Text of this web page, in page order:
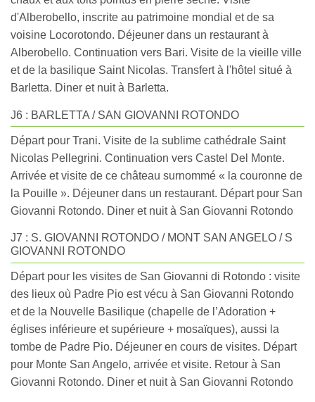
d'Alberobello, inscrite au patrimoine mondial et de sa
voisine Locorotondo. Déjeuner dans un restaurant à
Alberobello. Continuation vers Bari. Visite de la vieille ville
et de la basilique Saint Nicolas. Transfert à l'hôtel situé à
Barletta. Diner et nuit à Barletta.
J6 : BARLETTA / SAN GIOVANNI ROTONDO
Départ pour Trani. Visite de la sublime cathédrale Saint
Nicolas Pellegrini. Continuation vers Castel Del Monte.
Arrivée et visite de ce château surnommé « la couronne de
la Pouille ». Déjeuner dans un restaurant. Départ pour San
Giovanni Rotondo. Diner et nuit à San Giovanni Rotondo
J7 : S. GIOVANNI ROTONDO / MONT SAN ANGELO / S
GIOVANNI ROTONDO
Départ pour les visites de San Giovanni di Rotondo : visite
des lieux où Padre Pio est vécu à San Giovanni Rotondo
et de la Nouvelle Basilique (chapelle de l’Adoration +
églises inférieure et supérieure + mosaïques), aussi la
tombe de Padre Pio. Déjeuner en cours de visites. Départ
pour Monte San Angelo, arrivée et visite. Retour à San
Giovanni Rotondo. Diner et nuit à San Giovanni Rotondo